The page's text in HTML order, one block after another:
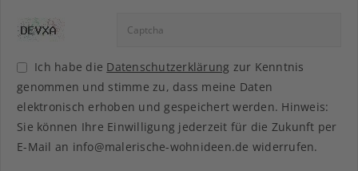
Ich habe die Datenschutzerklärung zur Kenntnis
genommen und stimme zu, dass meine Daten
elektronisch erhoben und gespeichert werden. Hinweis:
Sie können Ihre Einwilligung jederzeit für die Zukunft per
E-Mail an info@malerische-wohnideen.de widerrufen.